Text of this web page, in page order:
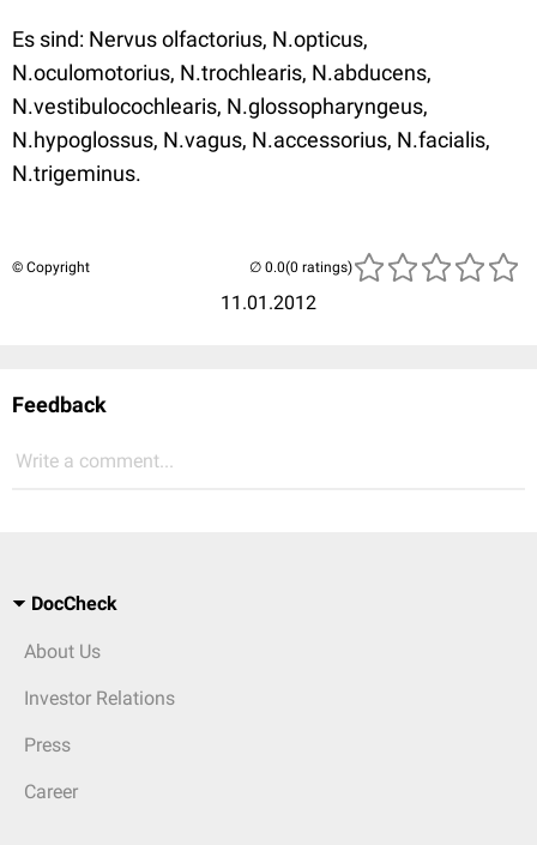
Es sind: Nervus olfactorius, N.opticus,
N.oculomotorius, N.trochlearis, N.abducens,
N.vestibulocochlearis, N.glossopharyngeus,
N.hypoglossus, N.vagus, N.accessorius, N.facialis,
N.trigeminus.
© Copyright
11.01.2012
(0 ratings)
Feedback
Write a comment...
DocCheck
About Us
Investor Relations
Press
Career